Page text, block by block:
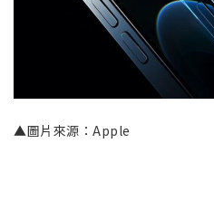
▲圖片來源：Apple